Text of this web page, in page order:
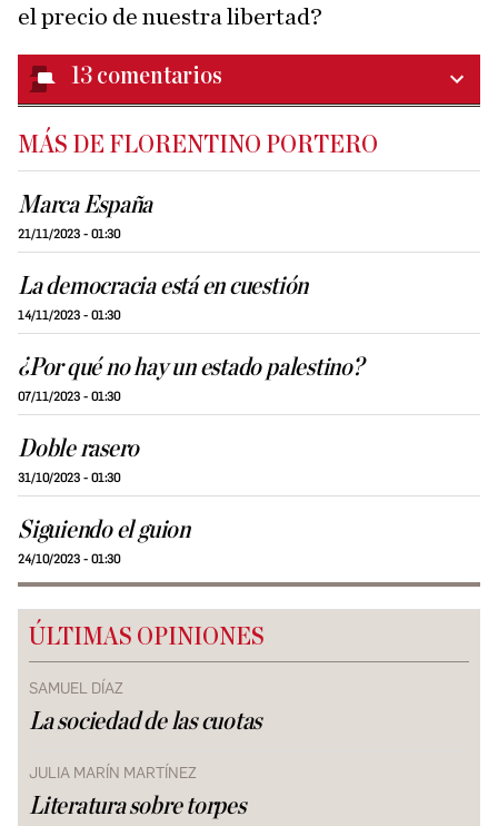
el precio de nuestra libertad?
13 comentarios
MÁS DE FLORENTINO PORTERO
Marca España
21/11/2023 - 01:30
La democracia está en cuestión
14/11/2023 - 01:30
¿Por qué no hay un estado palestino?
07/11/2023 - 01:30
Doble rasero
31/10/2023 - 01:30
Siguiendo el guion
24/10/2023 - 01:30
ÚLTIMAS OPINIONES
SAMUEL DÍAZ
La sociedad de las cuotas
JULIA MARÍN MARTÍNEZ
Literatura sobre torpes